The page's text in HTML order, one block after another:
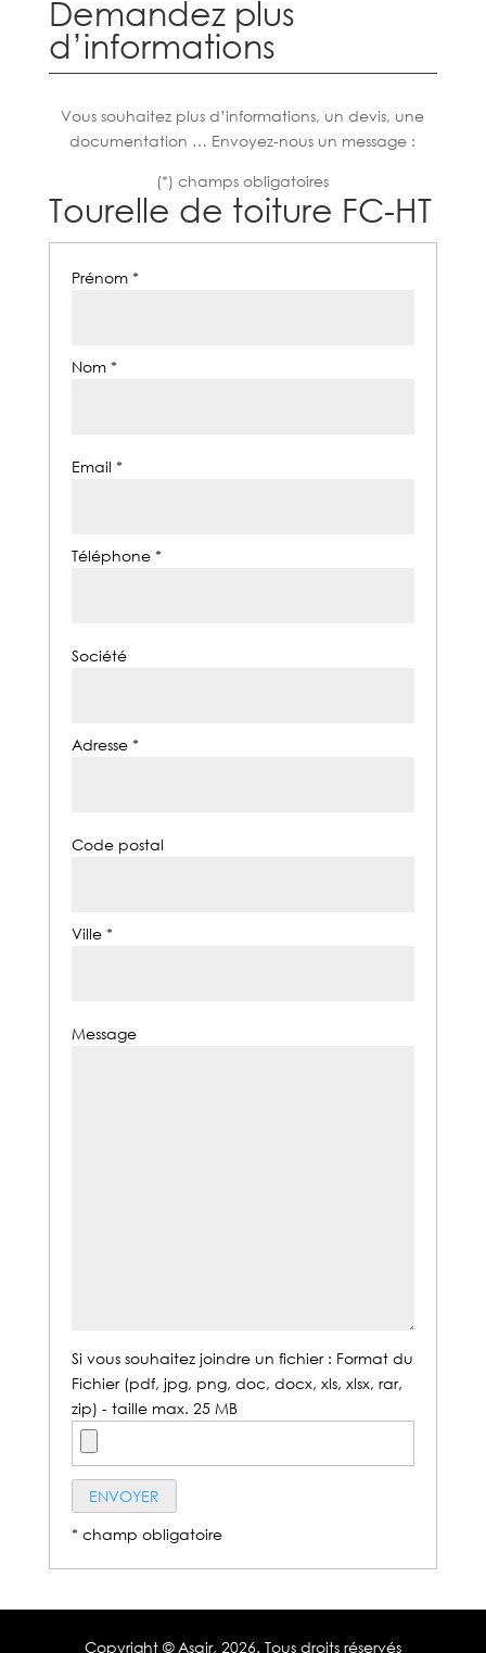
Demandez plus
d’informations
Vous souhaitez plus d’informations, un devis, une
documentation … Envoyez-nous un message :
(*) champs obligatoires
Tourelle de toiture FC-HT
Prénom *
Nom *
Email *
Téléphone *
Société
Adresse *
Code postal
Ville *
Message
Si vous souhaitez joindre un fichier : Format du
Fichier (pdf, jpg, png, doc, docx, xls, xlsx, rar,
zip) - taille max. 25 MB
* champ obligatoire
Copyright © Asair, 2026. Tous droits réservés